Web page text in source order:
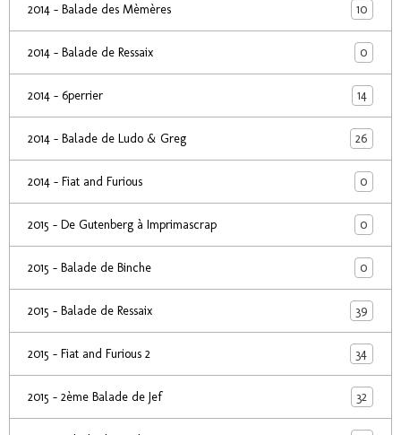
2014 - Balade des Mèmères 10
2014 - Balade de Ressaix 0
2014 - 6perrier 14
2014 - Balade de Ludo & Greg 26
2014 - Fiat and Furious 0
2015 - De Gutenberg à Imprimascrap 0
2015 - Balade de Binche 0
2015 - Balade de Ressaix 39
2015 - Fiat and Furious 2 34
2015 - 2ème Balade de Jef 32